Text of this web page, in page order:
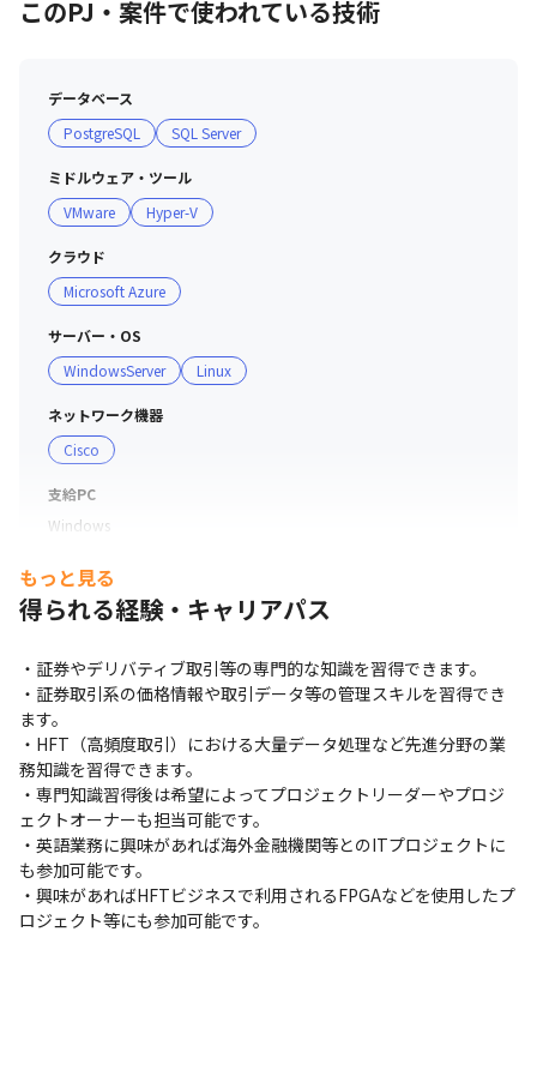
このPJ・案件で使われている技術
データベース
PostgreSQL
SQL Server
ミドルウェア・ツール
VMware
Hyper-V
クラウド
Microsoft Azure
サーバー・OS
WindowsServer
Linux
ネットワーク機器
Cisco
支給PC
Windows
もっと見る
得られる経験・キャリアパス
・証券やデリバティブ取引等の専門的な知識を習得できます。
・証券取引系の価格情報や取引データ等の管理スキルを習得でき
ます。
・HFT（高頻度取引）における大量データ処理など先進分野の業
務知識を習得できます。
・専門知識習得後は希望によってプロジェクトリーダーやプロジ
ェクトオーナーも担当可能です。
・英語業務に興味があれば海外金融機関等とのITプロジェクトに
も参加可能です。
・興味があればHFTビジネスで利用されるFPGAなどを使用したプ
ロジェクト等にも参加可能です。